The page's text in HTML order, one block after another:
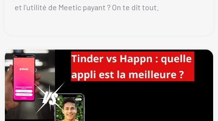
et l'utilité de Meetic payant ? On te dit tout.